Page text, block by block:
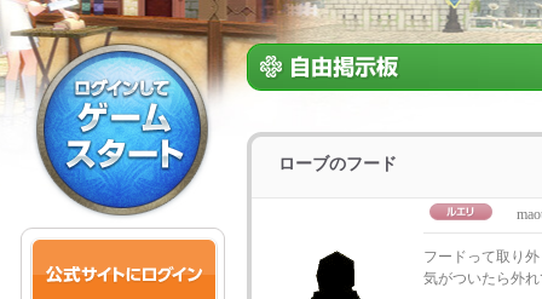
ローブのフード
フードって取り
気がついたら外